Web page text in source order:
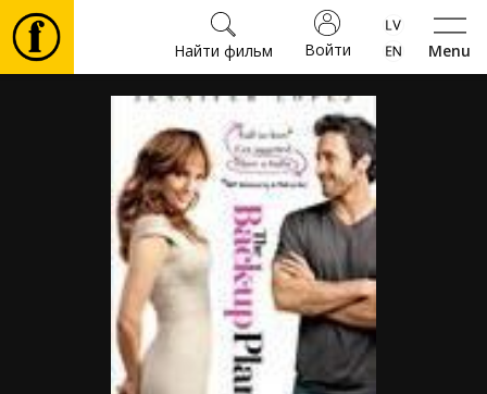
Menu
Войти
Найти фильм
Фильмы
Культура
Мероприятия
Новости